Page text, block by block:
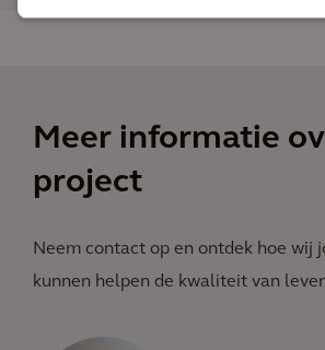
Meer informatie
project
Neem contact op en ontdek hoe wij
kunnen helpen de kwaliteit van